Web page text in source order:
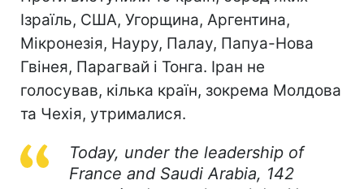
Ізраїль, США, Угорщина, Аргентина,
Мікронезія, Науру, Палау, Папуа-Нова
Гвінея, Парагвай і Тонга. Іран не
голосував, кілька країн, зокрема Молдова
та Чехія, утрималися.
Today, under the leadership of
France and Saudi Arabia, 142